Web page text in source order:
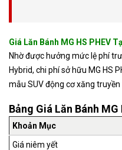
Giá Lăn Bánh MG HS PHEV
Nhờ được hưởng mức lệ phí
Hybrid, chi phí sở hữu MG HS
mẫu SUV động cơ xăng truyền
Bảng Giá Lăn Bánh
Khoản Mục
Giá niêm yết